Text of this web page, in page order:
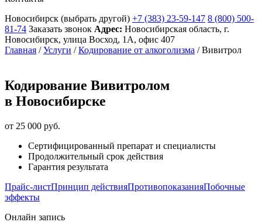
Новосибирск (выбрать другой) +7 (383) 23-59-147 8 (800) 500-
81-74 Заказать звонок Адрес: Новосибирская область, г.
Новосибирск, улица Восход, 1А, офис 407
Главная /Услуги /Кодирование от алкоголизма /Вивитрол
Кодирование Вивитролом
в Новосибирске
от 25 000 руб.
Сертифицированный препарат и специалисты
Продолжительный срок действия
Гарантия результата
Прайс-листПринцип действияПротивопоказанияПобочные
эффекты
Онлайн запись